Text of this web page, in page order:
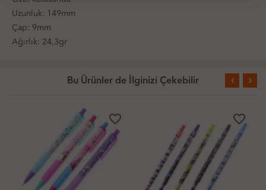
Uzunluk: 149mm
Çap: 9mm
Ağırlık: 24,3gr
Bu Ürünler de İlginizi Çekebilir
favorite_border favorite_border